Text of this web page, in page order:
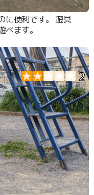
に便利です。 遊具
ます。
2